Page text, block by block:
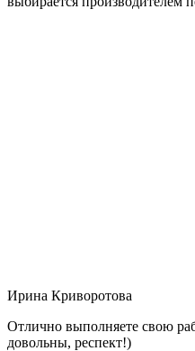
Ирина Криворотова
Отлично выполняете свою
довольны, респект!)